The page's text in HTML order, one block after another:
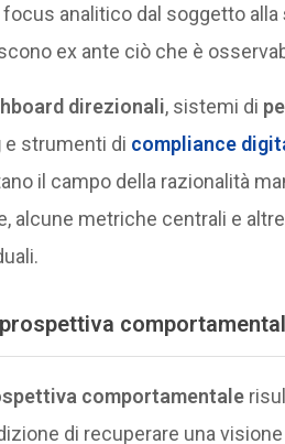
analitico dal soggetto alla
ex ante ciò che è
direzionali, sistemi di
e strumenti di compliance
il campo della razionalità
alcune metriche centrali e
prospettiva
comportamentale
di recuperare una